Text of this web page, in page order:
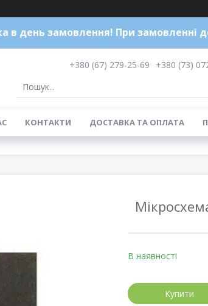
в день замовлення! При замовленні
+380 (67) 279-25-69
+380 (73)
КОНТАКТИ ДОСТАВКА ТА ОПЛАТА
В наявності
Купити